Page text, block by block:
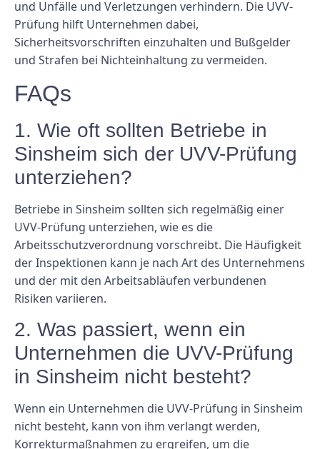
und Unfälle und Verletzungen verhindern. Die UVV-
Prüfung hilft Unternehmen dabei,
Sicherheitsvorschriften einzuhalten und Bußgelder
und Strafen bei Nichteinhaltung zu vermeiden.
FAQs
1. Wie oft sollten Betriebe in
Sinsheim sich der UVV-Prüfung
unterziehen?
Betriebe in Sinsheim sollten sich regelmäßig einer
UVV-Prüfung unterziehen, wie es die
Arbeitsschutzverordnung vorschreibt. Die Häufigkeit
der Inspektionen kann je nach Art des Unternehmens
und der mit den Arbeitsabläufen verbundenen
Risiken variieren.
2. Was passiert, wenn ein
Unternehmen die UVV-Prüfung
in Sinsheim nicht besteht?
Wenn ein Unternehmen die UVV-Prüfung in Sinsheim
nicht besteht, kann von ihm verlangt werden,
Korrekturmaßnahmen zu ergreifen, um die